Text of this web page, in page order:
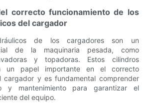
correcto funcionamiento de los
del cargador
de los cargadores son un
de la maquinaria pesada, como
y topadoras. Estos cilindros
un papel importante en el correcto
cargador y es fundamental comprender
y mantenimiento para garantizar el
del equipo.